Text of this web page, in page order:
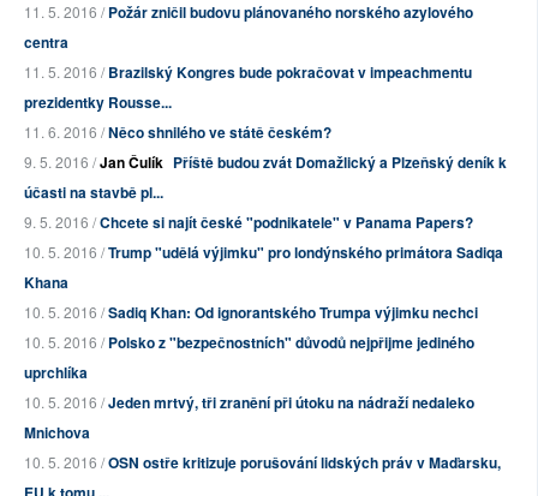
11. 5. 2016 /Požár zničil budovu plánovaného norského azylového
centra
11. 5. 2016 /Brazilský Kongres bude pokračovat v impeachmentu
prezidentky Rousse...
11. 6. 2016 /Něco shnilého ve státě českém?
9. 5. 2016 /Jan Čulík Příště budou zvát Domažlický a Plzeňský deník k
účasti na stavbě pl...
9. 5. 2016 /Chcete si najít české "podnikatele" v Panama Papers?
10. 5. 2016 /Trump "udělá výjimku" pro londýnského primátora Sadiqa
Khana
10. 5. 2016 /Sadiq Khan: Od ignorantského Trumpa výjimku nechci
10. 5. 2016 /Polsko z "bezpečnostních" důvodů nejpřijme jediného
uprchlíka
10. 5. 2016 /Jeden mrtvý, tři zranění při útoku na nádraží nedaleko
Mnichova
10. 5. 2016 /OSN ostře kritizuje porušování lidských práv v Maďarsku,